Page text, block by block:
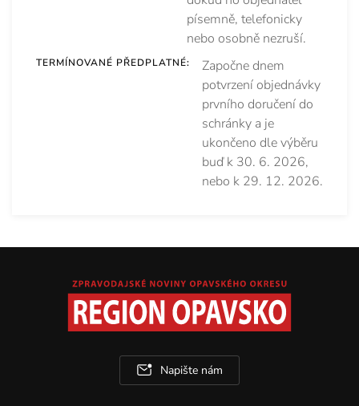
písemně, telefonicky
nebo osobně nezruší.
TERMÍNOVANÉ PŘEDPLATNÉ:
Započne dnem
potvrzení objednávky
prvního doručení do
schránky a je
ukončeno dle výběru
buď k 30. 6. 2026,
nebo k 29. 12. 2026.
Napište nám